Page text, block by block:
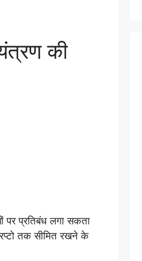
की
प्रतिबंध लगा सकता
तक सीमित रखने के